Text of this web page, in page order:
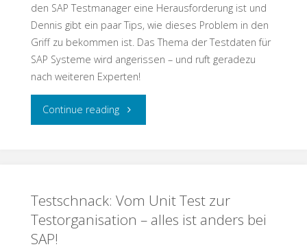
on
Ethics
in
Software
den SAP Testmanager eine Herausforderung ist und
Dennis gibt ein paar Tips, wie dieses Problem in den
Griff zu bekommen ist. Das Thema der Testdaten für
SAP Systeme wird angerissen – und ruft geradezu
nach weiteren Experten!
Continue reading"Testschnack:
Testmanagement"
Testschnack: Vom Unit Test zur
Testorganisation – alles ist anders bei
SAP!